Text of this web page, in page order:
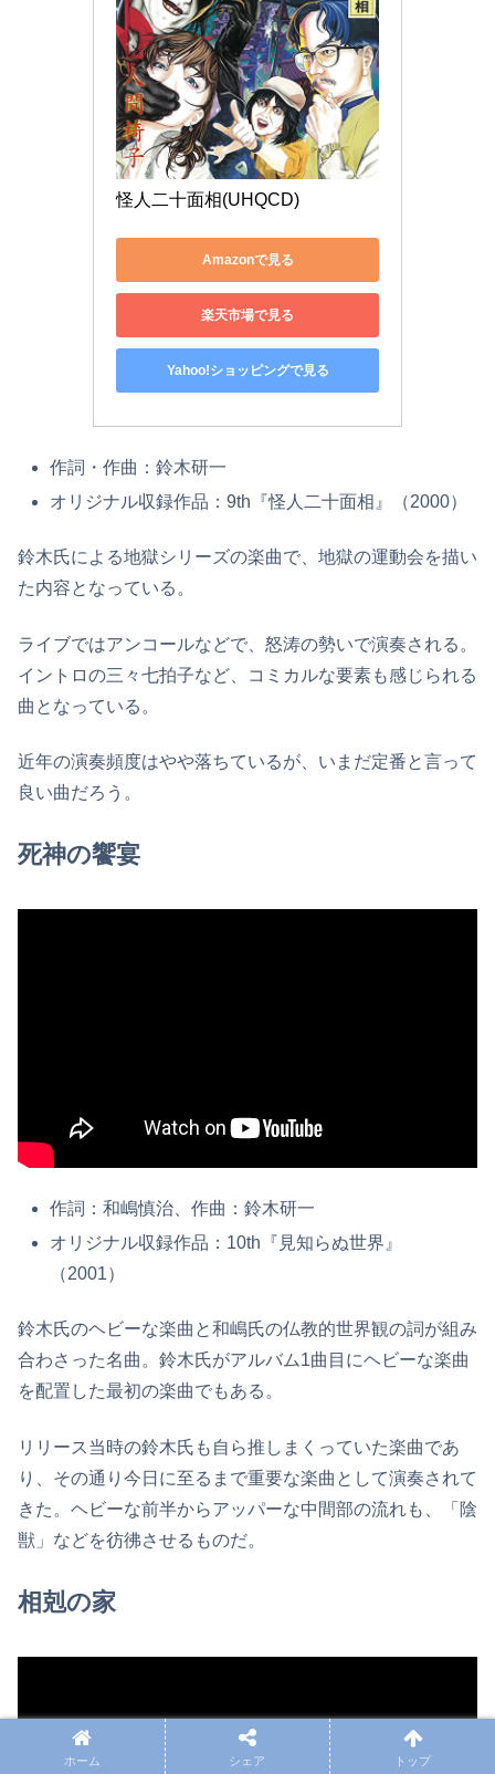
怪人二十面相(UHQCD)
Amazonで見る
楽天市場で見る
Yahoo!ショッピングで見る
作詞・作曲：鈴木研一
オリジナル収録作品：9th『怪人二十面相』（2000）
鈴木氏による地獄シリーズの楽曲で、地獄の運動会を描い
た内容となっている。
ライブではアンコールなどで、怒涛の勢いで演奏される。
イントロの三々七拍子など、コミカルな要素も感じられる
曲となっている。
近年の演奏頻度はやや落ちているが、いまだ定番と言って
良い曲だろう。
死神の饗宴
作詞：和嶋慎治、作曲：鈴木研一
オリジナル収録作品：10th『見知らぬ世界』
（2001）
鈴木氏のヘビーな楽曲と和嶋氏の仏教的世界観の詞が組み
合わさった名曲。鈴木氏がアルバム1曲目にヘビーな楽曲
を配置した最初の楽曲でもある。
リリース当時の鈴木氏も自ら推しまくっていた楽曲であ
り、その通り今日に至るまで重要な楽曲として演奏されて
きた。ヘビーな前半からアッパーな中間部の流れも、「陰
獣」などを彷彿させるものだ。
相剋の家
ホーム シェア トップ